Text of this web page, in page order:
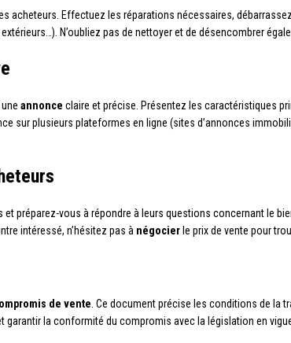
acheteurs. Effectuez les réparations nécessaires,
N’oubliez pas de nettoyer et de désencombrer
annonce claire et précise. Présentez les caractéristiques
sur plusieurs plateformes en ligne (sites d’annonces
préparez-vous à répondre à leurs questions concernant le
intéressé, n’hésitez pas à négocier le prix de vente pour
de vente . Ce document précise les conditions de la
la conformité du compromis avec la législation en